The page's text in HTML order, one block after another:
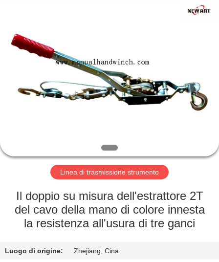
BENVENUTO
PRODOTTI
NOI
DELLA
FABBRICA
DI
2020
manualhandwinch.com.
Linea di trasmissione strumento
Il doppio su misura dell'estrattore 2T
del cavo della mano di colore innesta
la resistenza all'usura di tre ganci
Luogo di origine: Zhejiang, Cina